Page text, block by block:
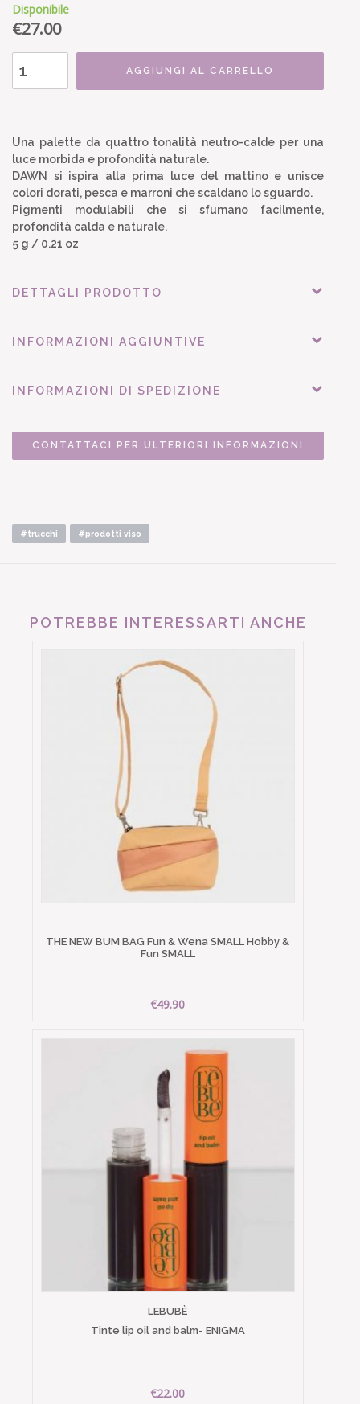
Disponibile
€27.00
AGGIUNGI AL CARRELLO
Una palette da quattro tonalità neutro-calde per una
luce morbida e profondità naturale.
DAWN si ispira alla prima luce del mattino e unisce
colori dorati, pesca e marroni che scaldano lo sguardo.
Pigmenti modulabili che si sfumano facilmente,
profondità calda e naturale.
5 g / 0.21 oz
DETTAGLI PRODOTTO
INFORMAZIONI AGGIUNTIVE
INFORMAZIONI DI SPEDIZIONE
CONTATTACI PER ULTERIORI INFORMAZIONI
#trucchi #prodotti viso
POTREBBE INTERESSARTI ANCHE
THE NEW BUM BAG Fun & Wena SMALL Hobby &
Fun SMALL
€49.90
LEBUBÈ
Tinte lip oil and balm- ENIGMA
€22.00